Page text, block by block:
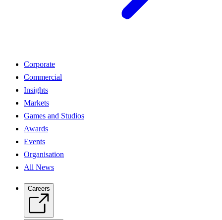
Corporate
Commercial
Insights
Markets
Games and Studios
Awards
Events
Organisation
All News
Careers